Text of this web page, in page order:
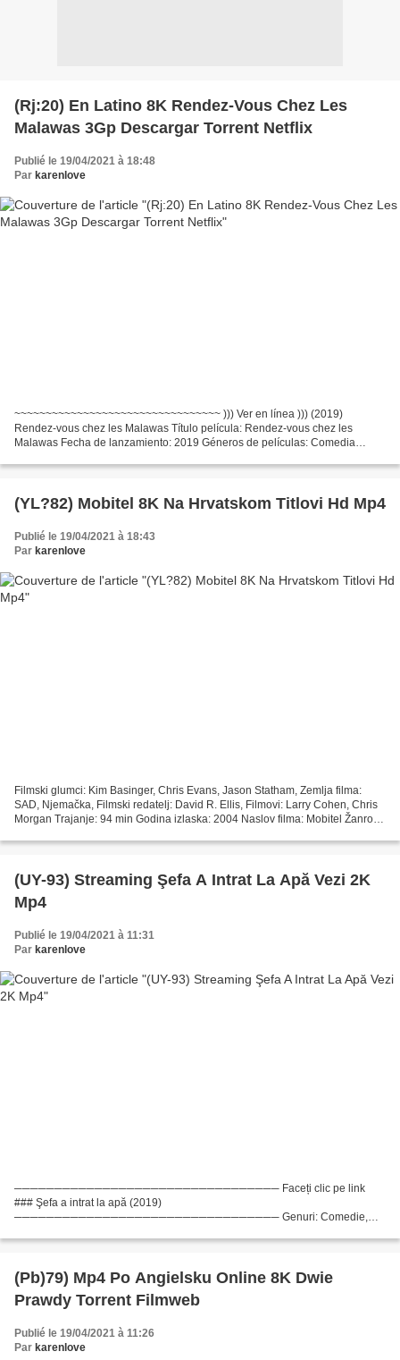
(Rj:20) En Latino 8K Rendez-Vous Chez Les
Malawas 3Gp Descargar Torrent Netflix
Publié le 19/04/2021 à 18:48
Par karenlove
~~~~~~~~~~~~~~~~~~~~~~~~~~~~~~~~~ ))) Ver en línea ))) (2019)
Rendez-vous chez les Malawas Título película: Rendez-vous chez les
Malawas Fecha de lanzamiento: 2019 Géneros de películas: Comedia
(YL?82) Mobitel 8K Na Hrvatskom Titlovi Hd Mp4
Publié le 19/04/2021 à 18:43
Par karenlove
Filmski glumci: Kim Basinger, Chris Evans, Jason Statham, Zemlja filma:
SAD, Njemačka, Filmski redatelj: David R. Ellis, Filmovi: Larry Cohen, Chris
Morgan Trajanje: 94 min Godina izlaska: 2004 Naslov filma: Mobitel Žanrovi
(UY-93) Streaming Şefa A Intrat La Apă Vezi 2K
Mp4
Publié le 19/04/2021 à 11:31
Par karenlove
───────────────────────────────── Faceți clic pe link
### Şefa a intrat la apă (2019)
───────────────────────────────── Genuri: Comedie,
109 min regizor de film: Lista actorilor:...
(Pb)79) Mp4 Po Angielsku Online 8K Dwie
Prawdy Torrent Filmweb
Publié le 19/04/2021 à 11:26
Par karenlove